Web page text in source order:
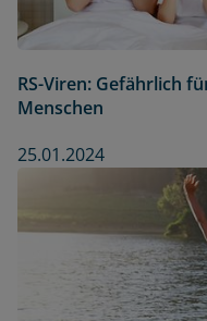
RS-Viren: Gefährlich
Menschen
25.01.2024